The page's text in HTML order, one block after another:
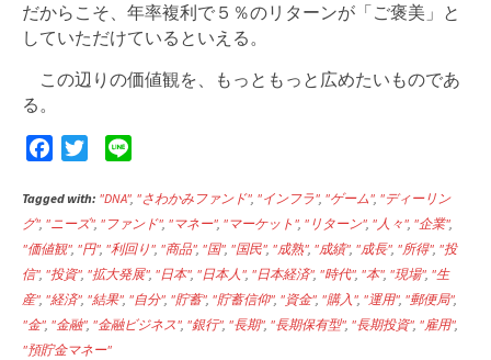
だからこそ、年率複利で５％のリターンが「ご褒美」と
していただけているといえる。
この辺りの価値観を、もっともっと広めたいものであ
る。
c
e
b
o
o
k
i
t
t
e
r
n
e
Tagged with: "DNA", "さわかみファンド", "インフラ", "ゲーム", "ディーリン
グ", "ニーズ", "ファンド", "マネー", "マーケット", "リターン", "人々", "企業",
"価値観", "円", "利回り", "商品", "国", "国民", "成熟", "成績", "成長", "所得", "投
信", "投資", "拡大発展", "日本", "日本人", "日本経済", "時代", "本", "現場", "生
産", "経済", "結果", "自分", "貯蓄", "貯蓄信仰", "資金", "購入", "運用", "郵便局",
"金", "金融", "金融ビジネス", "銀行", "長期", "長期保有型", "長期投資", "雇用",
"預貯金マネー"